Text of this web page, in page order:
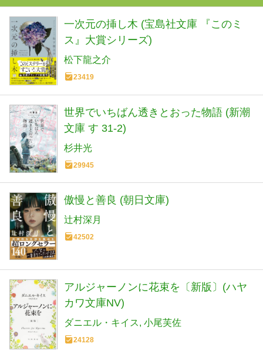
一次元の挿し木 (宝島社文庫 『このミ
ス』大賞シリーズ)
松下龍之介
23419
世界でいちばん透きとおった物語 (新潮
文庫 す 31-2)
杉井光
29945
傲慢と善良 (朝日文庫)
辻村深月
42502
アルジャーノンに花束を〔新版〕(ハヤ
カワ文庫NV)
ダニエル・キイス 小尾芙佐
24128